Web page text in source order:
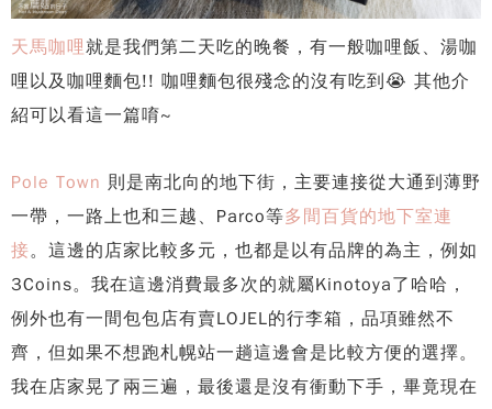
天馬咖哩就是我們第二天吃的晚餐，有一般咖哩飯、湯咖
哩以及咖哩麵包!! 咖哩麵包很殘念的沒有吃到😭 其他介
紹可以看這一篇唷~
Pole Town 則是南北向的地下街，主要連接從大通到薄野
一帶，一路上也和三越、Parco等多間百貨的地下室連
接。這邊的店家比較多元，也都是以有品牌的為主，例如
3Coins。我在這邊消費最多次的就屬Kinotoya了哈哈，
例外也有一間包包店有賣LOJEL的行李箱，品項雖然不
齊，但如果不想跑札幌站一趟這邊會是比較方便的選擇。
我在店家晃了兩三遍，最後還是沒有衝動下手，畢竟現在